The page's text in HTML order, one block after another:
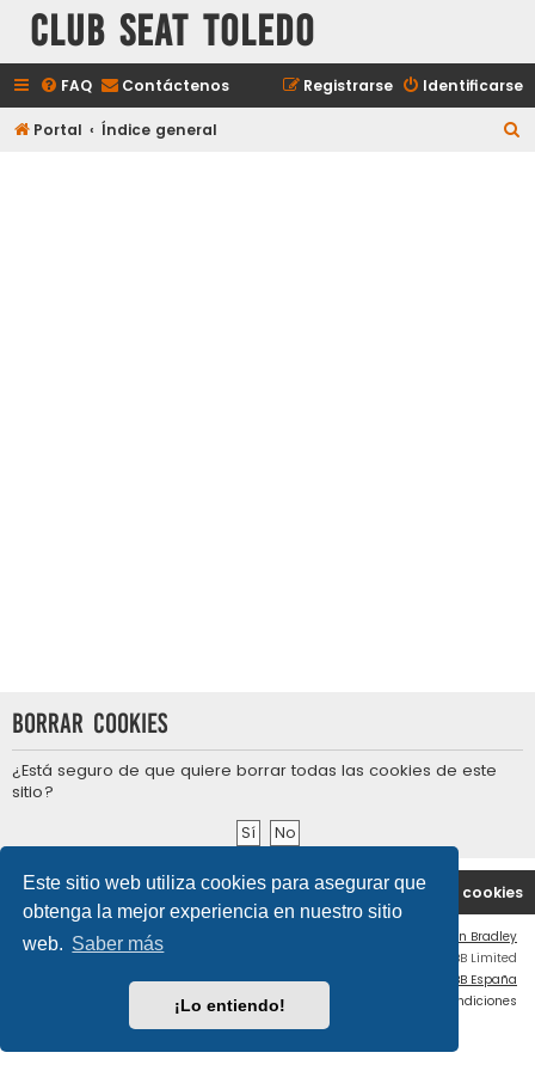
Este sitio web utiliza cookies para asegurar que
obtenga la mejor experiencia en nuestro sitio
web. Saber más
¡Lo entiendo!
Club Seat Toledo
FAQ Contáctenos Identificarse
Registrarse
Portal Índice general
Borrar cookies
¿Está seguro de que quiere borrar todas las cookies de este
sitio?
Portal Índice general Borrar cookies
Contáctenos
Ian Bradley
Desarrollado por
® Forum Software © phpBB Limited
Traducción al español por
phpBB España
Condiciones